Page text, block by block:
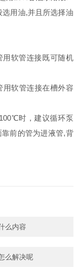
用油,并且所选择油
软管连接既可随机
软管连接在槽外容
时，建议循环泵
前的管为进液管,背
么内容
么解决呢